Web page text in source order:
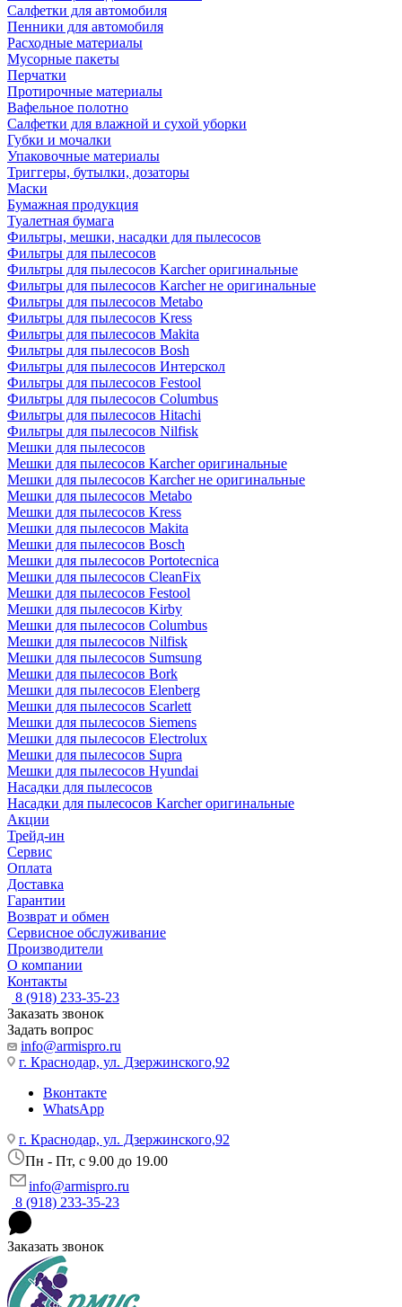
Салфетки для автомобиля
Пенники для автомобиля
Расходные материалы
Мусорные пакеты
Перчатки
Протирочные материалы
Вафельное полотно
Салфетки для влажной и сухой уборки
Губки и мочалки
Упаковочные материалы
Триггеры, бутылки, дозаторы
Маски
Бумажная продукция
Туалетная бумага
Фильтры, мешки, насадки для пылесосов
Фильтры для пылесосов
Фильтры для пылесосов Karcher оригинальные
Фильтры для пылесосов Karcher не оригинальные
Фильтры для пылесосов Metabo
Фильтры для пылесосов Kress
Фильтры для пылесосов Makita
Фильтры для пылесосов Bosh
Фильтры для пылесосов Интерскол
Фильтры для пылесосов Festool
Фильтры для пылесосов Columbus
Фильтры для пылесосов Hitachi
Фильтры для пылесосов Nilfisk
Мешки для пылесосов
Мешки для пылесосов Karcher оригинальные
Мешки для пылесосов Karcher не оригинальные
Мешки для пылесосов Metabo
Мешки для пылесосов Kress
Мешки для пылесосов Makita
Мешки для пылесосов Bosch
Мешки для пылесосов Portotecnica
Мешки для пылесосов CleanFix
Мешки для пылесосов Festool
Мешки для пылесосов Kirby
Мешки для пылесосов Columbus
Мешки для пылесосов Nilfisk
Мешки для пылесосов Sumsung
Мешки для пылесосов Bork
Мешки для пылесосов Elenberg
Мешки для пылесосов Scarlett
Мешки для пылесосов Siemens
Мешки для пылесосов Electrolux
Мешки для пылесосов Supra
Мешки для пылесосов Hyundai
Насадки для пылесосов
Насадки для пылесосов Karcher оригинальные
Акции
Трейд-ин
Сервис
Оплата
Доставка
Гарантии
Возврат и обмен
Сервисное обслуживание
Производители
О компании
Контакты
8 (918) 233-35-23
Заказать звонок
Задать вопрос
info@armispro.ru
г. Краснодар, ул. Дзержинского,92
Вконтакте
WhatsApp
г. Краснодар, ул. Дзержинского,92
Пн - Пт, c 9.00 до 19.00
info@armispro.ru
8 (918) 233-35-23
Заказать звонок